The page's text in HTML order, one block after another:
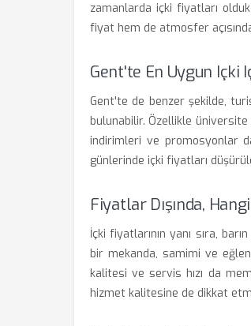
zamanlarda içki fiyatları
fiyat hem de atmosfer
Gent'te En Uygun Içki
Gent'te de benzer şekilde,
bulunabilir. Özellikle
indirimleri ve promosyonlar
günlerinde içki fiyatları
Fiyatlar Dışında,
İçki fiyatlarının yanı sıra,
bir mekanda, samimi ve
kalitesi ve servis hızı da
hizmet kalitesine de dikkat